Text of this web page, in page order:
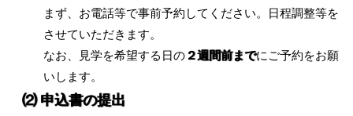
まず、お電話等で事前予約してください。日程調整等を
させていただきます。
なお、見学を希望する日の２週間前までにご予約をお願
いします。
⑵ 申込書の提出